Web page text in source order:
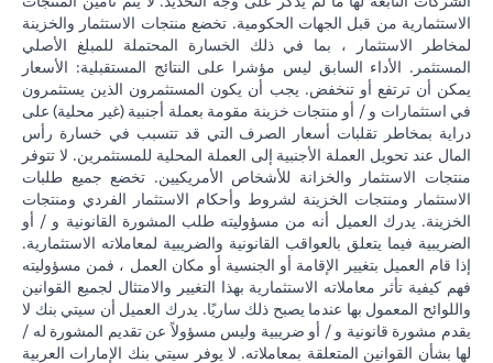
الاستثمارية من قبل الجهات الحكومية. تخضع منتجات الاستثمار والخزينة
لمخاطر الاستثمار ، بما في ذلك الخسارة المحتملة للمبلغ الأصلي
المستثمر. الأداء السابق ليس مؤشرا على النتائج المستقبلية: الأسعار
يمكن أن ترتفع أو تنخفض. يجب أن يكون المستثمرون الذين يستثمرون
في استثمارات و / أو منتجات خزينة مقومة بعملة أجنبية (غير محلية) على
دراية بمخاطر تقلبات أسعار الصرف التي قد تتسبب في خسارة رأس
المال عند تحويل العملة الأجنبية إلى العملة المحلية للمستثمرين. لا تتوفر
منتجات الاستثمار والخزانة للأشخاص الأمريكيين. تخضع جميع طلبات
الاستثمار ومنتجات الخزينة لشروط وأحكام الاستثمار الفردي ومنتجات
الخزينة. يدرك العميل أنه من مسؤوليته طلب المشورة القانونية و / أو
الضريبية فيما يتعلق بالعواقب القانونية والضريبية لمعاملاته الاستثمارية.
إذا قام العميل بتغيير الإقامة أو الجنسية أو مكان العمل ، فمن مسؤوليته
فهم كيفية تأثر معاملاته الاستثمارية بهذا التغيير والامتثال لجميع القوانين
واللوائح المعمول بها عندما يصبح ذلك ساريًا. يدرك العميل أن سيتي بنك لا
يقدم مشورة قانونية و / أو ضريبية وليس مسؤولاً عن تقديم المشورة له /
لها بشأن القوانين المتعلقة بمعاملاته. لا يوفر سيتي بنك الإمارات العربية